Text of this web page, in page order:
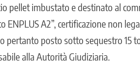
pellet imbustato e destinato al
ENPLUS A2”, certificazione non
pertanto posto sotto sequestro 15
alla Autorità Giudiziaria.